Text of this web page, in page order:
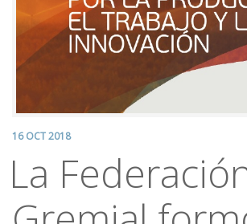
16 OCT 2018
La